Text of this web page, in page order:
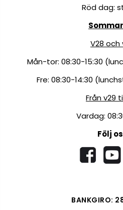
Röd dag:
V28 och
Mån-tor: 08:30-15:30
Fre: 08:30-14:30
Från v29
Vardag:
Följ
BANKGIRO: